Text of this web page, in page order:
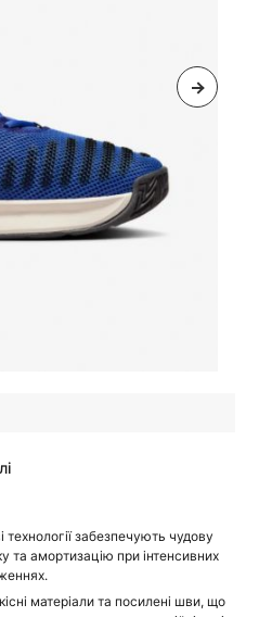
технології забезпечують чудову
та амортизацію при інтенсивних
матеріали та посилені шви, що